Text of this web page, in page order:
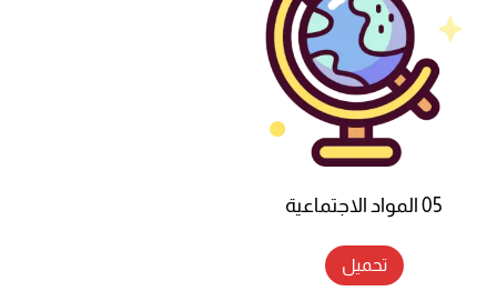
05 المواد الاجتماعية
تحميل